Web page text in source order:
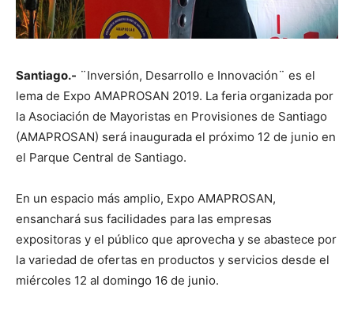
Santiago.- ¨Inversión, Desarrollo e Innovación¨ es el
lema de Expo AMAPROSAN 2019. La feria organizada por
la Asociación de Mayoristas en Provisiones de Santiago
(AMAPROSAN) será inaugurada el próximo 12 de junio en
el Parque Central de Santiago.
En un espacio más amplio, Expo AMAPROSAN,
ensanchará sus facilidades para las empresas
expositoras y el público que aprovecha y se abastece por
la variedad de ofertas en productos y servicios desde el
miércoles 12 al domingo 16 de junio.